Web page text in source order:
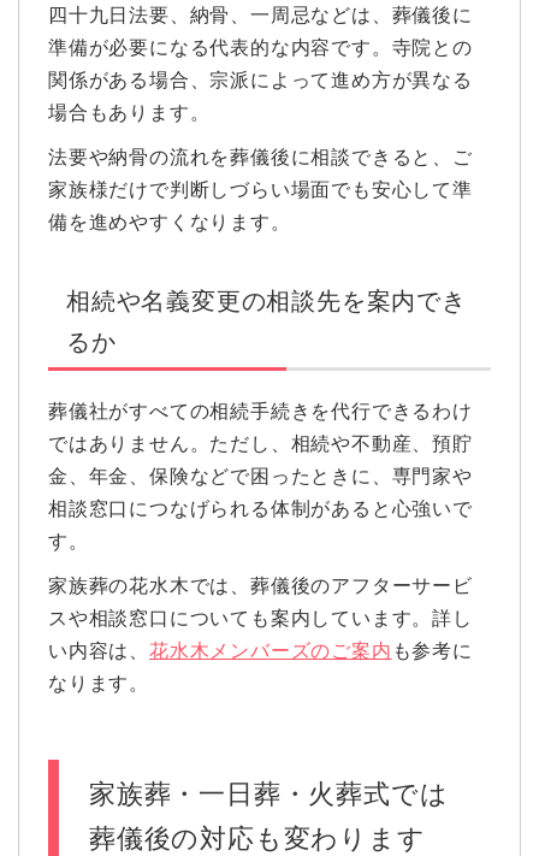
四十九日法要、納骨、一周忌などは、葬儀後に
準備が必要になる代表的な内容です。寺院との
関係がある場合、宗派によって進め方が異なる
場合もあります。
法要や納骨の流れを葬儀後に相談できると、ご
家族様だけで判断しづらい場面でも安心して準
備を進めやすくなります。
相続や名義変更の相談先を案内でき
るか
葬儀社がすべての相続手続きを代行できるわけ
ではありません。ただし、相続や不動産、預貯
金、年金、保険などで困ったときに、専門家や
相談窓口につなげられる体制があると心強いで
す。
家族葬の花水木では、葬儀後のアフターサービ
スや相談窓口についても案内しています。詳し
い内容は、 花水木メンバーズのご案内 も参考に
なります。
家族葬・一日葬・火葬式では
葬儀後の対応も変わります